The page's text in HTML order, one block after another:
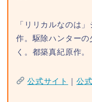
「リリカルなのは
作。駆除ハンター
く。都築真紀原作。
公式サイト 公